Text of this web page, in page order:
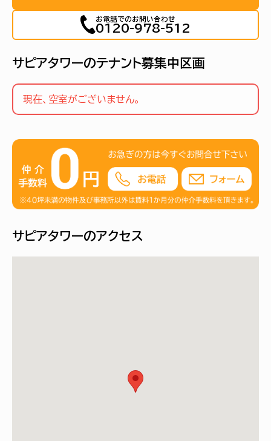
お電話でのお問い合わせ
0120-978-512
サピアタワーのテナント募集中区画
現在、空室がございません。
サピアタワーのアクセス